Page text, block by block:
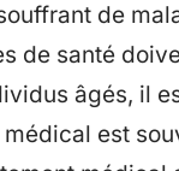
de
de santé
âgés, il
est